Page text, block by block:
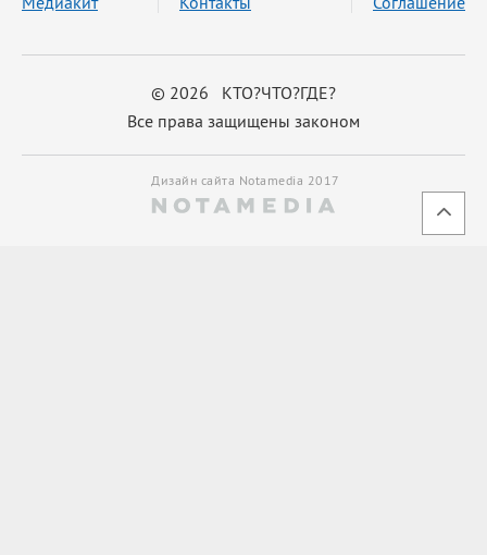
© 2026 КТО?ЧТО?ГДЕ?
Все права защищены законом
Дизайн сайта Notamedia 2017